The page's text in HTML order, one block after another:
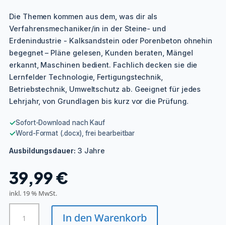
Die Themen kommen aus dem, was dir als
Verfahrensmechaniker/in in der Steine- und
Erdenindustrie - Kalksandstein oder Porenbeton ohnehin
begegnet – Pläne gelesen, Kunden beraten, Mängel
erkannt, Maschinen bedient. Fachlich decken sie die
Lernfelder Technologie, Fertigungstechnik,
Betriebstechnik, Umweltschutz ab. Geeignet für jedes
Lehrjahr, von Grundlagen bis kurz vor die Prüfung.
✓Sofort-Download nach Kauf
✓Word-Format (.docx), frei bearbeitbar
Ausbildungsdauer: 3 Jahre
39,99€
inkl. 19 % MwSt.
Verfahrensmechaniker/in
In den Warenkorb